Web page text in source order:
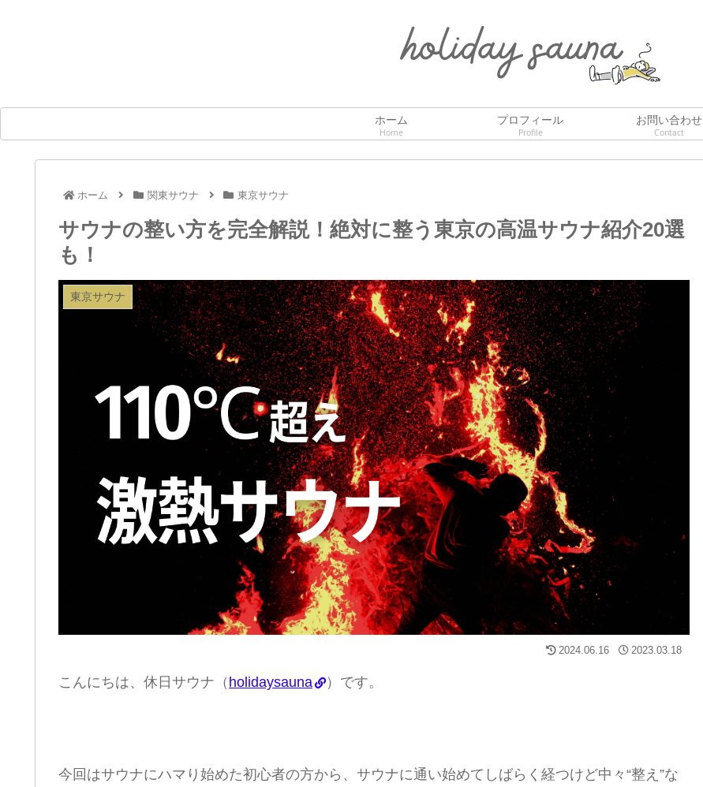
ホーム
Home
プロフィール
Profile
お問い合わせ
Contact
ホーム 関東サウナ 東京サウナ
サウナの整い方を完全解説！絶対に整う東京の高温サウナ紹介20選
も！
東京サウナ
2024.06.16 2023.03.18
こんにちは、休日サウナ（ holidaysauna ）です。
今回はサウナにハマり始めた初心者の方から、サウナに通い始めてしばらく経つけど中々“整え”な